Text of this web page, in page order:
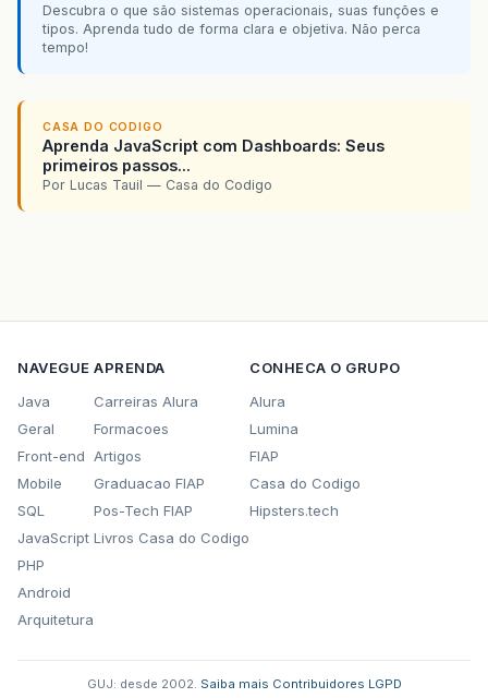
Descubra o que são sistemas operacionais, suas funções e
tipos. Aprenda tudo de forma clara e objetiva. Não perca
tempo!
CASA DO CODIGO
Aprenda JavaScript com Dashboards: Seus
primeiros passos...
Por Lucas Tauil — Casa do Codigo
NAVEGUE
Java
Geral
Front-end
Mobile
SQL
JavaScript
PHP
Android
Arquitetura
APRENDA
Carreiras Alura
Formacoes
Artigos
Graduacao FIAP
Pos-Tech FIAP
Livros Casa do Codigo
CONHECA O GRUPO
Alura
Lumina
FIAP
Casa do Codigo
Hipsters.tech
GUJ: desde 2002. Saiba mais Contribuidores LGPD